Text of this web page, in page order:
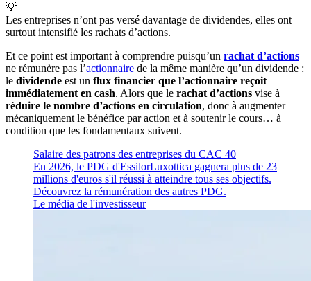
💡
Les entreprises n’ont pas versé davantage de dividendes, elles ont
surtout intensifié les rachats d’actions.
Et ce point est important à comprendre puisqu’un rachat d’actions
ne rémunère pas l’actionnaire de la même manière qu’un dividende :
le dividende est un flux financier que l’actionnaire reçoit
immédiatement en cash. Alors que le rachat d’actions vise à
réduire le nombre d’actions en circulation, donc à augmenter
mécaniquement le bénéfice par action et à soutenir le cours… à
condition que les fondamentaux suivent.
Salaire des patrons des entreprises du CAC 40
En 2026, le PDG d'EssilorLuxottica gagnera plus de 23
millions d'euros s'il réussi à atteindre tous ses objectifs.
Découvrez la rémunération des autres PDG.
Le média de l'investisseur